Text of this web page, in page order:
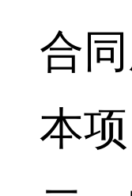
合
本